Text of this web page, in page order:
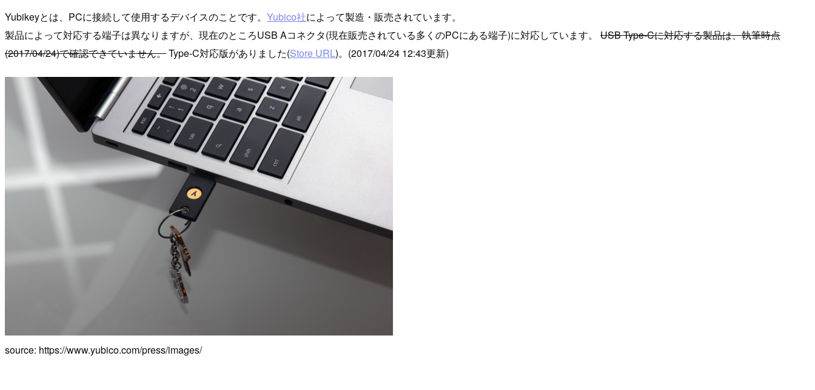
Yubikeyとは、PCに接続して使用するデバイスのことです。 Yubico社によって製造・販売されています。
製品によって対応する端子は異なりますが、現在のところUSB Aコネクタ(現在販売されている多くのPCにある端子)に対応しています。 USB Type-Cに対応する製品は、執筆時点
(2017/04/24)で確認できていません。Type-C対応版がありました(Store URL)。(2017/04/24 12:43更新)
source: https://www.yubico.com/press/images/